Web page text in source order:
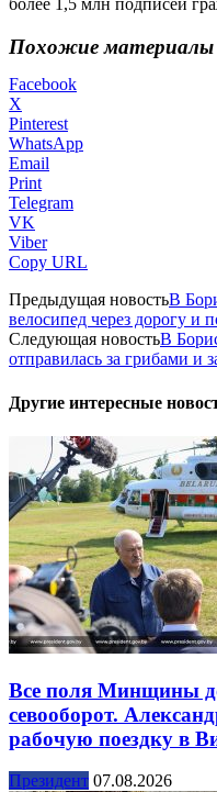
Похожие материалы
Facebook
X
Pinterest
WhatsApp
Email
Print
Telegram
VK
Viber
Copy URL
Предыдущая новостьВ
велосипед через дорогу и
Следующая новостьВ
отправилась за грибами и
Другие интересные
Все поля Минщины
севооборот.
рабочую поездку в
Президент 07.08.2026